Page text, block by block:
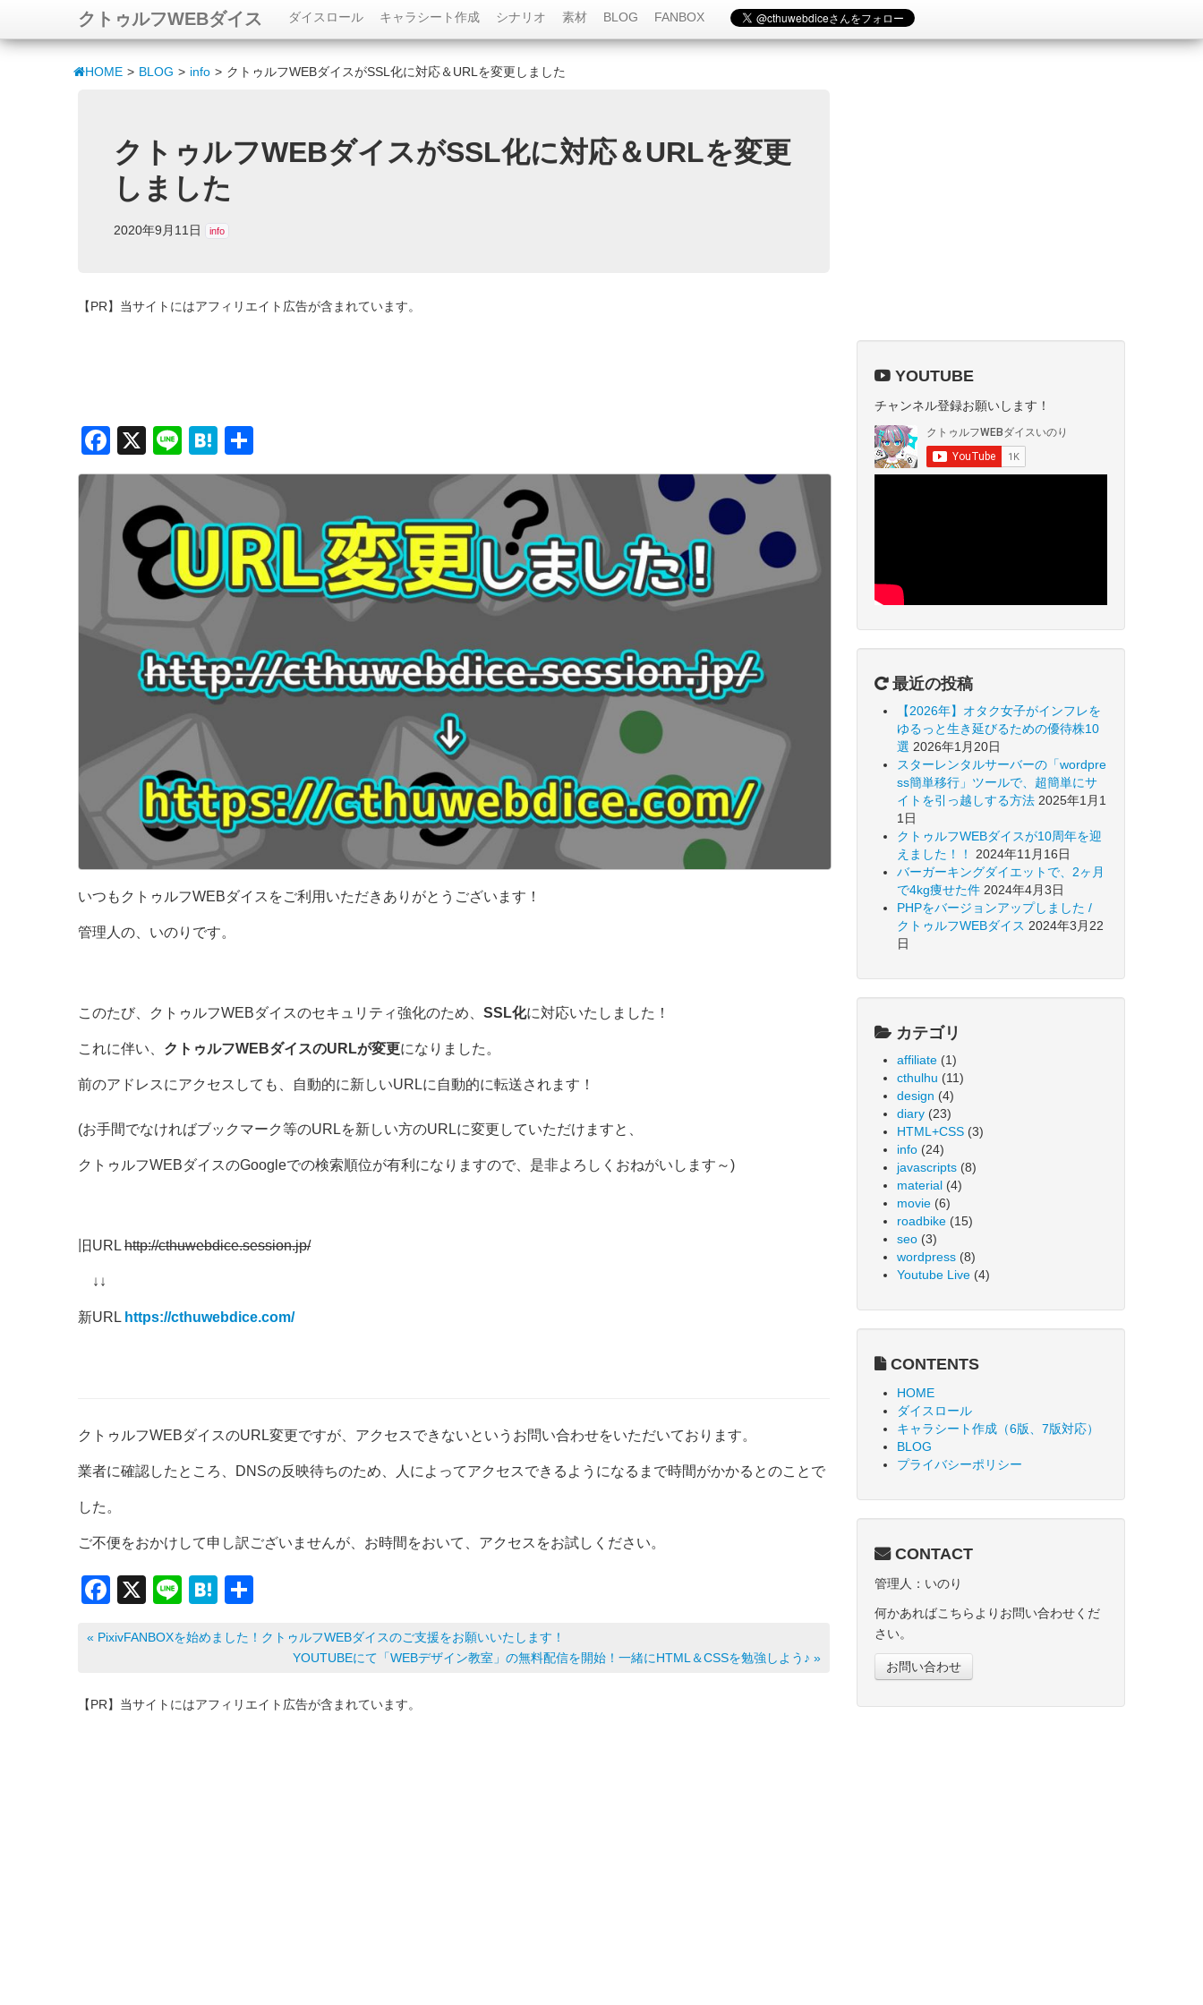
クトゥルフWEBダイス ダイスロール キャラシート作成 シナリオ 素材 BLOG FANBOX
HOME > BLOG > info > クトゥルフWEBダイスがSSL化に対応＆URLを変更しました
クトゥルフWEBダイスがSSL化に対応＆URLを変更
しました
2020年9月11日 info
【PR】当サイトにはアフィリエイト広告が含まれています。
F
a
e
b
o
k
X
Li
n
e
H
at
n
有
いつもクトゥルフWEBダイスをご利用いただきありがとうございます！
管理人の、いのりです。
このたび、クトゥルフWEBダイスのセキュリティ強化のため、 SSL化に対応いたしました！
これに伴い、 クトゥルフWEBダイスのURLが変更になりました。
前のアドレスにアクセスしても、自動的に新しいURLに自動的に転送されます！
(お手間でなければブックマーク等のURLを新しい方のURLに変更していただけますと、
クトゥルフWEBダイスのGoogleでの検索順位が有利になりますので、是非よろしくおねがいします～)
旧URL http://cthuwebdice.session.jp/
↓↓
新URL https://cthuwebdice.com/
クトゥルフWEBダイスのURL変更ですが、アクセスできないというお問い合わせをいただいております。
業者に確認したところ、DNSの反映待ちのため、人によってアクセスできるようになるまで時間がかかるとのことで
した。
ご不便をおかけして申し訳ございませんが、お時間をおいて、アクセスをお試しください。
F
c
b
X
Li
e
H
e
a
« PixivFANBOXを始めました！クトゥルフWEBダイスのご支援をお願いいたします！
YOUTUBEにて「WEBデザイン教室」の無料配信を開始！一緒にHTML＆CSSを勉強しよう♪ »
【PR】当サイトにはアフィリエイト広告が含まれています。
YOUTUBE
チャンネル登録お願いします！
最近の投稿
【2026年】オタク女子がインフレを
ゆるっと生き延びるための優待株10
選 2026年1月20日
スターレンタルサーバーの「wordpre
ss簡単移行」ツールで、超簡単にサ
イトを引っ越しする方法 2025年1月1
1日
クトゥルフWEBダイスが10周年を迎
えました！！
2024年11月16日
バーガーキングダイエットで、2ヶ月
で4kg痩せた件 2024年4月3日
PHPをバージョンアップしました /
クトゥルフWEBダイス 2024年3月22
日
カテゴリ
affiliate (1)
cthulhu (11)
design (4)
diary (23)
HTML+CSS (3)
info (24)
javascripts (8)
material (4)
movie (6)
roadbike (15)
seo (3)
wordpress (8)
Youtube Live (4)
CONTENTS
HOME
ダイスロール
キャラシート作成（6版、7版対応）
BLOG
プライバシーポリシー
CONTACT
管理人：いのり
何かあればこちらよりお問い合わせくだ
さい。
お問い合わせ